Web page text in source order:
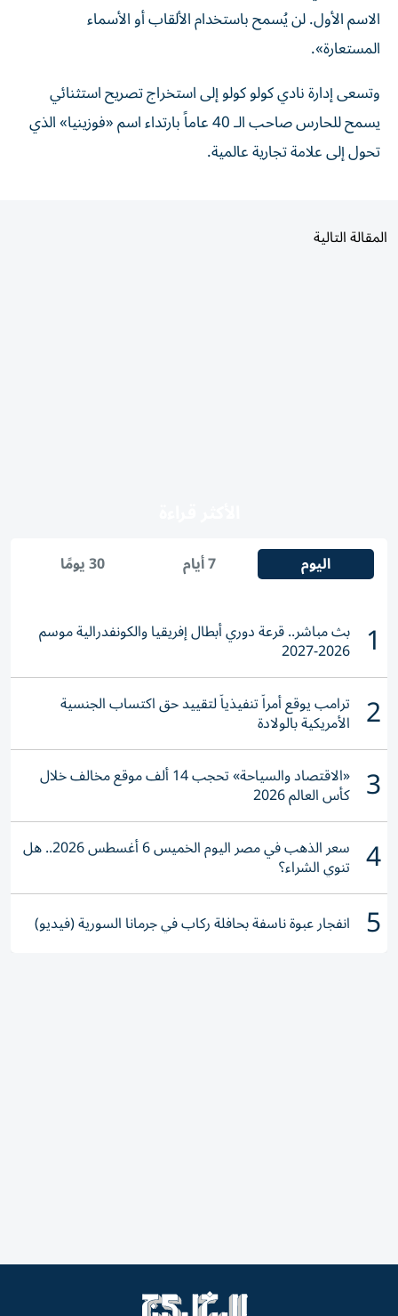
الاسم الأول. لن يُسمح باستخدام الألقاب أو الأسماء
المستعارة».
وتسعى إدارة نادي كولو كولو إلى استخراج تصريح استثنائي
يسمح للحارس صاحب الـ 40 عاماً بارتداء اسم «فوزينيا» الذي
تحول إلى علامة تجارية عالمية.
المقالة التالية
اليوم 7 أيام 30 يومًا
1 بث مباشر.. قرعة دوري أبطال إفريقيا والكونفدرالية موسم
2026-2027
2 ترامب يوقع أمراً تنفيذياً لتقييد حق اكتساب الجنسية
الأمريكية بالولادة
3 «الاقتصاد والسياحة» تحجب 14 ألف موقع مخالف خلال
كأس العالم 2026
4 سعر الذهب في مصر اليوم الخميس 6 أغسطس 2026.. هل
تنوي الشراء؟
5 انفجار عبوة ناسفة بحافلة ركاب في جرمانا السورية (فيديو)